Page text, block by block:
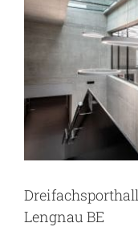
Bild
Lengnau BE